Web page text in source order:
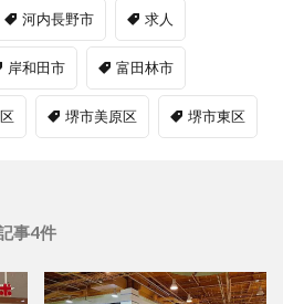
河内長野市 求人
岸和田市 富田林市
堺市美原区 堺市東区
事4件